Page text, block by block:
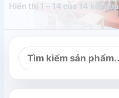
Hiển thị 1 – 14 của 14 kết quả